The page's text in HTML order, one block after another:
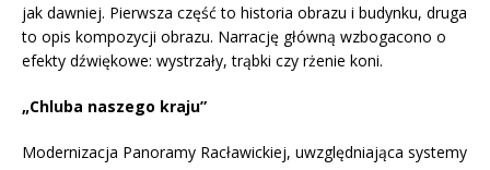
jak dawniej. Pierwsza część to historia obrazu i budynku, druga
to opis kompozycji obrazu. Narrację główną wzbogacono o
efekty dźwiękowe: wystrzały, trąbki czy rżenie koni.
„Chluba naszego kraju”
Modernizacja Panoramy Racławickiej, uwzględniająca systemy